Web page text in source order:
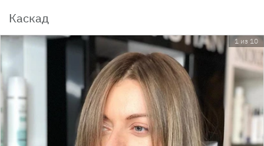
Каскад
1 из 10